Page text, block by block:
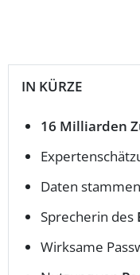
IN KÜRZE
16 Milliarden
Daten
Sprecherin des
Wirksame